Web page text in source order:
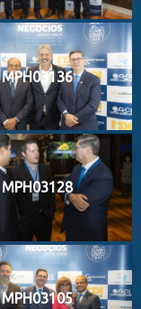
MPH03136
MPH03128
MPH03105